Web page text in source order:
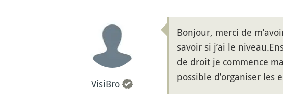
VisiBro
Bonjour, merci de
savoir si j’ai le
de droit je commence
possible d’organiser les